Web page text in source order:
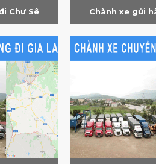
Chư Sê Chành xe gửi